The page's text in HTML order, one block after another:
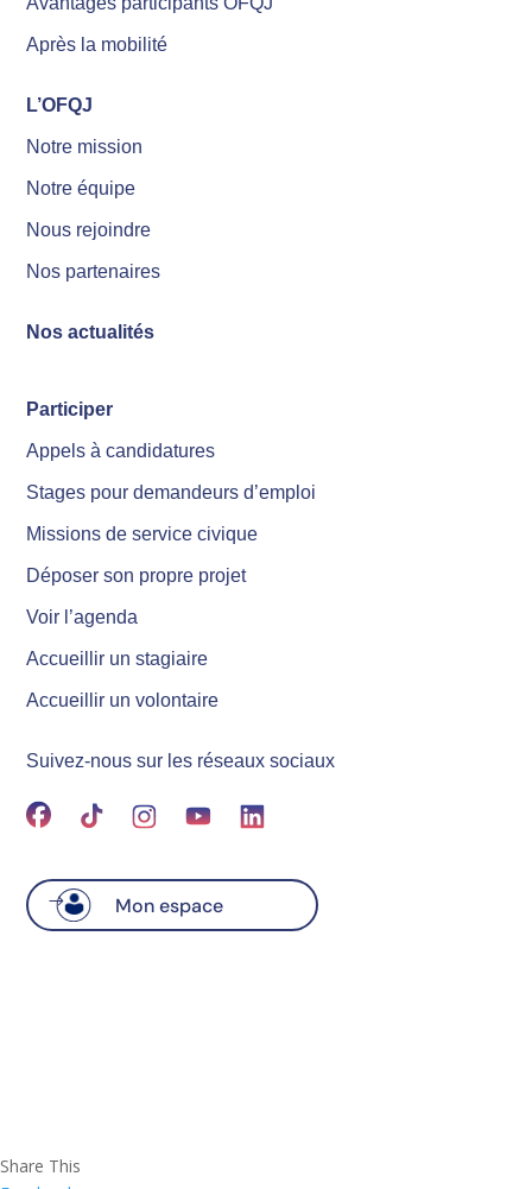
Après la mobilité
L’OFQJ
Notre mission
Notre équipe
Nous rejoindre
Nos partenaires
Nos actualités
Participer
Appels à candidatures
Stages pour demandeurs d’emploi
Missions de service civique
Déposer son propre projet
Voir l’agenda
Accueillir un stagiaire
Accueillir un volontaire
Suivez-nous sur les réseaux sociaux
Mon espace
Share This